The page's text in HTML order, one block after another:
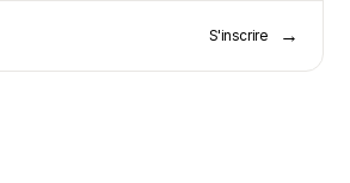
S'inscrire →